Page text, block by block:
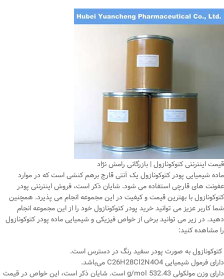
قیمت اینترنتی کتوکونازول | بازرگانی رامش نژاد
ماده شیمیایی پودر کتوکونازول یک آنتی ‌قارچ برهم ‌کنشی است که در موارد
عفونت ‌های قارچی استفاده می ‌شود. شایان ذکر است، فروش اینترنتی پودر
کتوکونازول با بهترین قیمت و کیفیت در این مجموعه انجام می پذیرد. همچنین
شما کاربر عزیز می توانید خرید پودر کتوکونازول خود را از این مجموعه انجام
دهید. در زیر می ‌توانید برخی از خواص فیزیکی و شیمیایی ماده پودر کتوکونازول
را مشاهده کنید:
کتوکونازول به صورت پودر سفید رنگ در دسترس است.
دارای فرمول شیمیایی C26H28Cl2N4O4 می‌باشد.
دارای وزن مولکولی 532.43 g/mol است. شایان ذکر است، این خواص در قیمت